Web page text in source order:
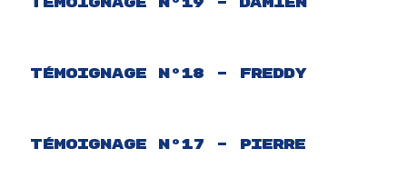
Témoignage N°18 – Freddy
Témoignage N°17 – Pierre